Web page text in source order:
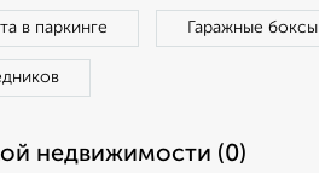
в паркинге Гаражные боксы
недвижимости (0)